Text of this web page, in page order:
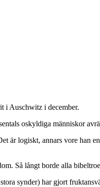
i Auschwitz i december.
oskyldiga människor
är logiskt, annars vore han
Så långt borde alla
synder) har gjort